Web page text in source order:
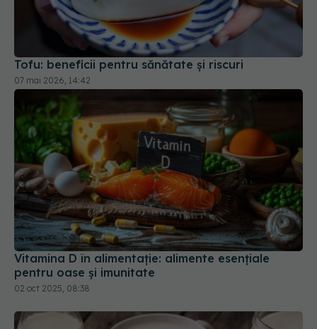
Tofu: beneficii pentru sănătate și riscuri
07 mai 2026, 14:42
Vitamina D în alimentație: alimente esențiale
pentru oase și imunitate
02 oct 2025, 08:38